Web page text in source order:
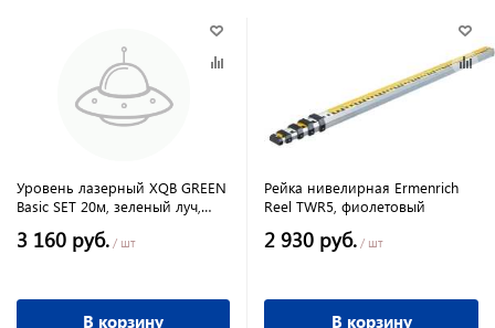
Уровень лазерный XQB GREEN
Basic SET 20м, зеленый луч,
3 160 руб. / шт
В корзину
Рейка нивелирная Ermenrich
Reel TWR5, фиолетовый
2 930 руб. / шт
В корзину